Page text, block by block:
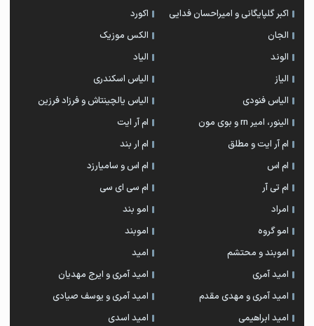
اکبر گلپایگانی و امیراحسان فدایی
اکورد
الجان
الکس موزیک
الوند
الیاد
الیاز
الیاس اسکندری
الیاس فنودی
الیاس یالچینتاش و فرزاد فرزین
الینور، امیر rn و بوی مون
ام آر ایت
ام آر ایت و مطلق
ام‌ ار بند
ام اس
ام اس و سامیارزد
ام تی آر
ام سی ای سی
امراد
امو بند
امو گروه
اموبند
اموبند و محتشم
امید
امید آمری
امید آمری و ایرج مهدیان
امید آمری و مهدی مقدم
امید آمری و یوسف صیادی
امید ابراهیمی
امید اسدی